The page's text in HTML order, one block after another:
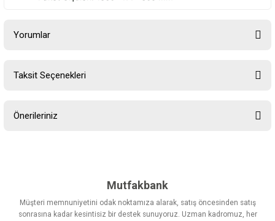
Yorumlar
Taksit Seçenekleri
Önerileriniz
Görüş ve önerileriniz için teşekkür ederiz.
Ürün resmi kalitesiz, bozuk veya görüntülenemiyor.
Mutfakbank
Müşteri memnuniyetini odak noktamıza alarak, satış öncesinden satış
sonrasına kadar kesintisiz bir destek sunuyoruz. Uzman kadromuz, her